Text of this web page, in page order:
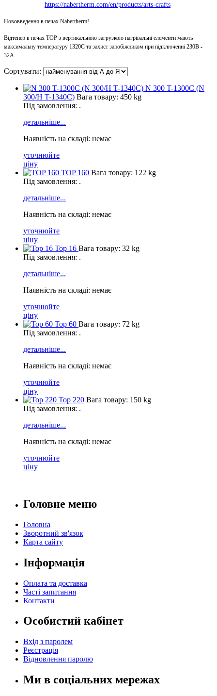
https://nabertherm.com/en/products/arts-crafts
Нововведення в печах Nabertherm!
Відтепер в печах TOP з вертикальною загрузкою нагрівальні елементи мають
максимальну температуру 1320С та захист запобіжником при підключенні 230В -
32А
Сортувати:
N 300 T-1300C (N
300/H T-1340C) Вага товару: 450 kg
Під замовлення: .
детальніше...
Наявність на складі: немає
уточнюйте
ціну
TOP 160 Вага товару: 122 kg
Під замовлення: .
детальніше...
Наявність на складі: немає
уточнюйте
ціну
Top 16 Вага товару: 32 kg
Під замовлення: .
детальніше...
Наявність на складі: немає
уточнюйте
ціну
Тор 60 Вага товару: 72 kg
Під замовлення: .
детальніше...
Наявність на складі: немає
уточнюйте
ціну
Top 220 Вага товару: 150 kg
Під замовлення: .
детальніше...
Наявність на складі: немає
уточнюйте
ціну
Головне меню
Головна
Зворотний зв'язок
Карта сайту
Інформація
Оплата та доставка
Часті запитання
Контакти
Особистий кабінет
Вхід з паролем
Реєстрація
Відновлення паролю
Ми в соціальних мережах